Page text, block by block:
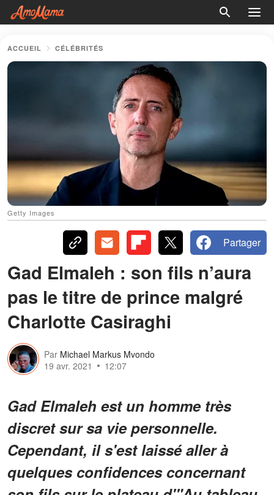
ACCUEIL CÉLÉBRITÉS
Getty Images
Partager
Gad Elmaleh : son fils n’aura
pas le titre de prince malgré
Charlotte Casiraghi
Par Michael Markus Mvondo
19 avr. 2021
12:07
Gad Elmaleh est un homme très
discret sur sa vie personnelle.
Cependant, il s'est laissé aller à
quelques confidences concernant